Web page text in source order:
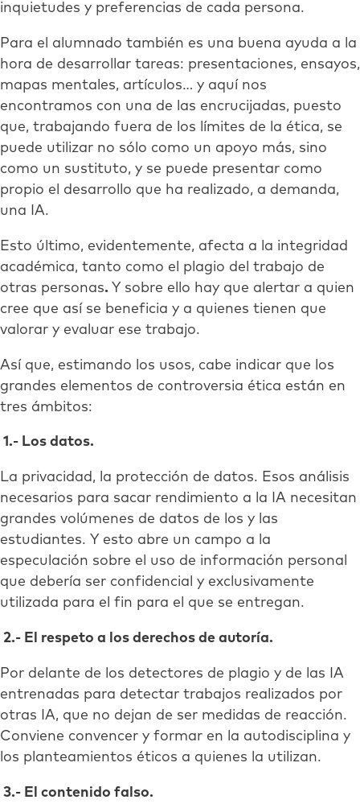
inquietudes y preferencias de cada persona.
Para el alumnado también es una buena ayuda a la
hora de desarrollar tareas: presentaciones, ensayos,
mapas mentales, artículos… y aquí nos
encontramos con una de las encrucijadas, puesto
que, trabajando fuera de los límites de la ética, se
puede utilizar no sólo como un apoyo más, sino
como un sustituto, y se puede presentar como
propio el desarrollo que ha realizado, a demanda,
una IA.
Esto último, evidentemente, afecta a la integridad
académica, tanto como el plagio del trabajo de
otras personas. Y sobre ello hay que alertar a quien
cree que así se beneficia y a quienes tienen que
valorar y evaluar ese trabajo.
Así que, estimando los usos, cabe indicar que los
grandes elementos de controversia ética están en
tres ámbitos:
1.- Los datos.
La privacidad, la protección de datos. Esos análisis
necesarios para sacar rendimiento a la IA necesitan
grandes volúmenes de datos de los y las
estudiantes. Y esto abre un campo a la
especulación sobre el uso de información personal
que debería ser confidencial y exclusivamente
utilizada para el fin para el que se entregan.
2.- El respeto a los derechos de autoría.
Por delante de los detectores de plagio y de las IA
entrenadas para detectar trabajos realizados por
otras IA, que no dejan de ser medidas de reacción.
Conviene convencer y formar en la autodisciplina y
los planteamientos éticos a quienes la utilizan.
3.- El contenido falso.